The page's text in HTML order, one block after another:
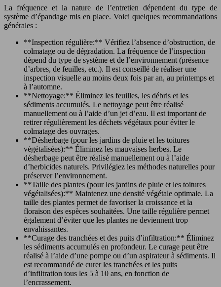
La fréquence et la nature de l’entretien dépendent du type de
système d’épandage mis en place. Voici quelques recommandations
générales :
**Inspection régulière:** Vérifiez l’absence d’obstruction, de
colmatage ou de dégradation. La fréquence de l’inspection
dépend du type de système et de l’environnement (présence
d’arbres, de feuilles, etc.). Il est conseillé de réaliser une
inspection visuelle au moins deux fois par an, au printemps et
à l’automne.
**Nettoyage:** Éliminez les feuilles, les débris et les
sédiments accumulés. Le nettoyage peut être réalisé
manuellement ou à l’aide d’un jet d’eau. Il est important de
retirer régulièrement les déchets végétaux pour éviter le
colmatage des ouvrages.
**Désherbage (pour les jardins de pluie et les toitures
végétalisées):** Éliminez les mauvaises herbes. Le
désherbage peut être réalisé manuellement ou à l’aide
d’herbicides naturels. Privilégiez les méthodes naturelles pour
préserver l’environnement.
**Taille des plantes (pour les jardins de pluie et les toitures
végétalisées):** Maintenez une densité végétale optimale. La
taille des plantes permet de favoriser la croissance et la
floraison des espèces souhaitées. Une taille régulière permet
également d’éviter que les plantes ne deviennent trop
envahissantes.
**Curage des tranchées et des puits d’infiltration:** Éliminez
les sédiments accumulés en profondeur. Le curage peut être
réalisé à l’aide d’une pompe ou d’un aspirateur à sédiments. Il
est recommandé de curer les tranchées et les puits
d’infiltration tous les 5 à 10 ans, en fonction de
l’encrassement.